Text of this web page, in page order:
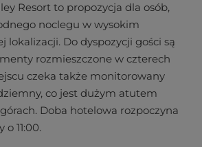
Resort to propozycja dla osób,
noclegu w wysokim
lokalizacji. Do dyspozycji gości są
rozmieszczone w czterech
czeka także monitorowany
co jest dużym atutem
Doba hotelowa rozpoczyna
o 11:00.